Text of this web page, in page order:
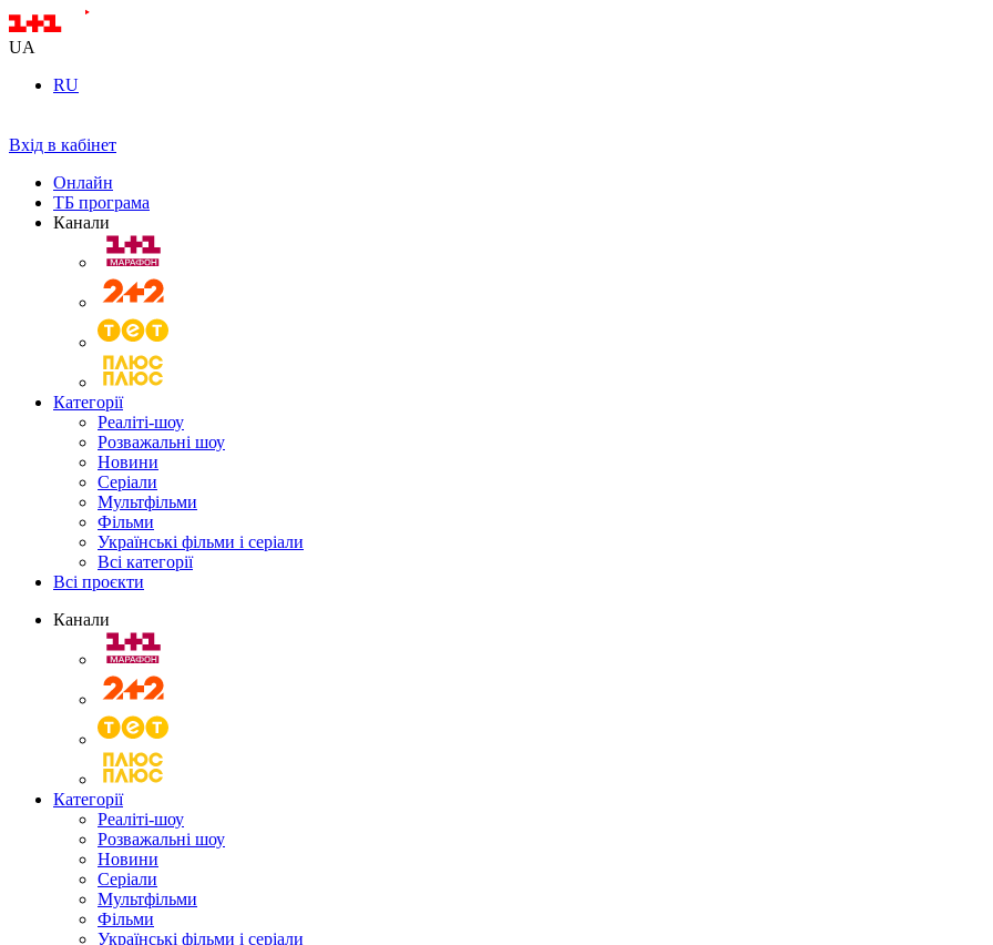
UA
RU
Вхід в кабінет
Онлайн
ТБ програма
Канали
Категорії
Реаліті-шоу
Розважальні шоу
Новини
Серіали
Мультфільми
Фільми
Українські фільми і серіали
Всі категорії
Всі проєкти
Канали
Категорії
Реаліті-шоу
Розважальні шоу
Новини
Серіали
Мультфільми
Фільми
Українські фільми і серіали